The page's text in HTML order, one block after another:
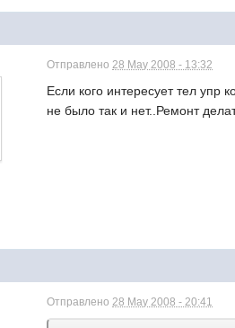
Отправлено28 May 2008 - 13:32
Если кого интересует тел
не было так и нет..Ремонт
Отправлено28 May 2008 - 20:41